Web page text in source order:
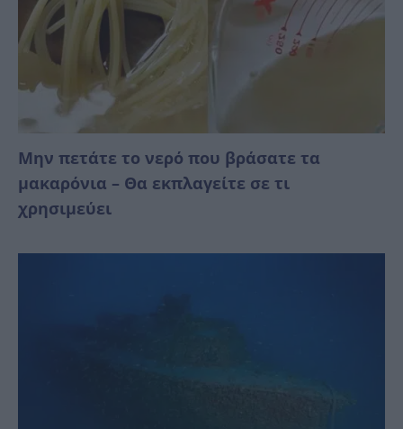
Μην πετάτε το νερό που βράσατε τα
μακαρόνια – Θα εκπλαγείτε σε τι
χρησιμεύει